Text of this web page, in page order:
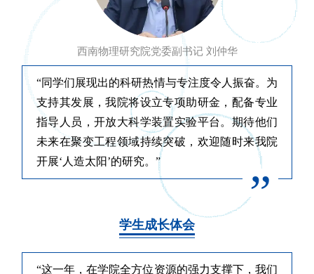
西南物理研究院党委副书记 刘仲华
“同学们展现出的科研热情与专注度令人振奋。为
支持其发展，我院将设立专项助研金，配备专业
指导人员，开放大科学装置实验平台。期待他们
未来在聚变工程领域持续突破，欢迎随时来我院
开展‘人造太阳’的研究。”
”
学生成长体会
“这一年，在学院全方位资源的强力支撑下，我们